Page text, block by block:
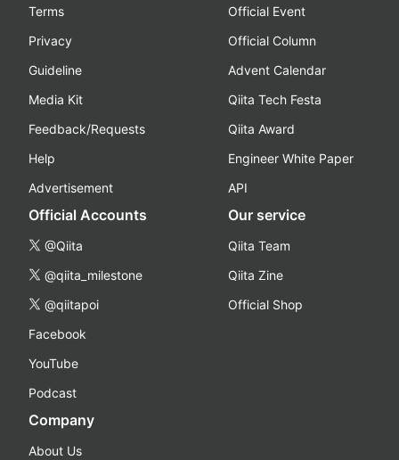
Terms
Privacy
Guideline
Media Kit
Feedback/Requests
Help
Advertisement
Official Event
Official Column
Advent Calendar
Qiita Tech Festa
Qiita Award
Engineer White Paper
API
Official Accounts
@Qiita
@qiita_milestone
@qiitapoi
Facebook
YouTube
Podcast
Our service
Qiita Team
Qiita Zine
Official Shop
Company
About Us